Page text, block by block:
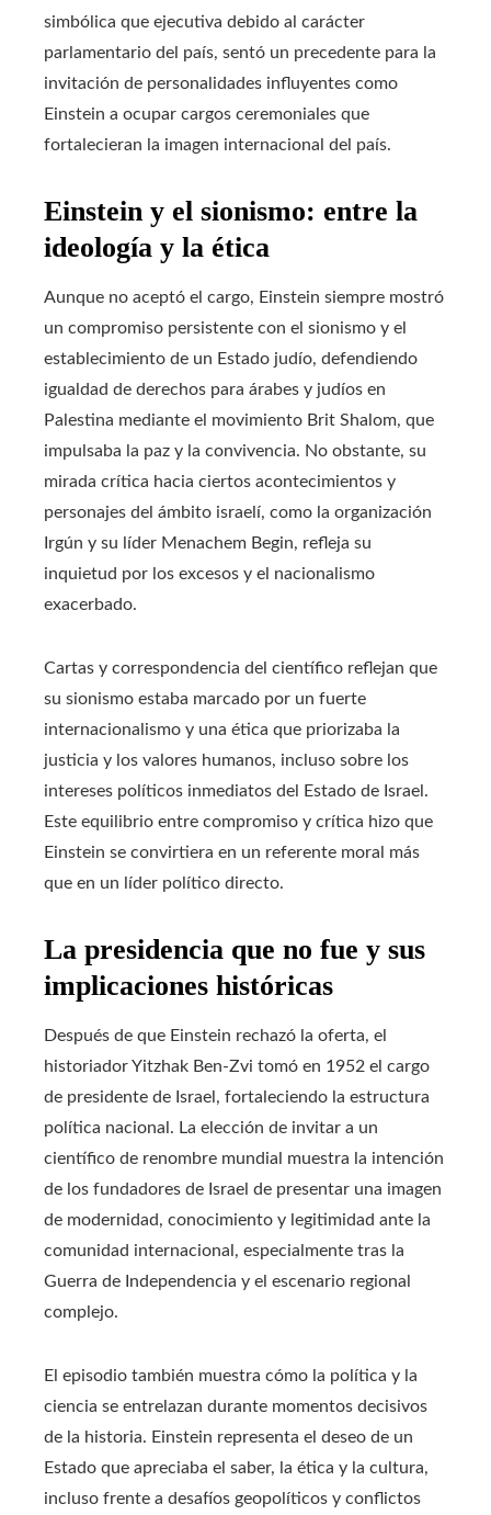
simbólica que ejecutiva debido al carácter
parlamentario del país, sentó un precedente para la
invitación de personalidades influyentes como
Einstein a ocupar cargos ceremoniales que
fortalecieran la imagen internacional del país.
Einstein y el sionismo: entre la
ideología y la ética
Aunque no aceptó el cargo, Einstein siempre mostró
un compromiso persistente con el sionismo y el
establecimiento de un Estado judío, defendiendo
igualdad de derechos para árabes y judíos en
Palestina mediante el movimiento Brit Shalom, que
impulsaba la paz y la convivencia. No obstante, su
mirada crítica hacia ciertos acontecimientos y
personajes del ámbito israelí, como la organización
Irgún y su líder Menachem Begin, refleja su
inquietud por los excesos y el nacionalismo
exacerbado.
Cartas y correspondencia del científico reflejan que
su sionismo estaba marcado por un fuerte
internacionalismo y una ética que priorizaba la
justicia y los valores humanos, incluso sobre los
intereses políticos inmediatos del Estado de Israel.
Este equilibrio entre compromiso y crítica hizo que
Einstein se convirtiera en un referente moral más
que en un líder político directo.
La presidencia que no fue y sus
implicaciones históricas
Después de que Einstein rechazó la oferta, el
historiador Yitzhak Ben-Zvi tomó en 1952 el cargo
de presidente de Israel, fortaleciendo la estructura
política nacional. La elección de invitar a un
científico de renombre mundial muestra la intención
de los fundadores de Israel de presentar una imagen
de modernidad, conocimiento y legitimidad ante la
comunidad internacional, especialmente tras la
Guerra de Independencia y el escenario regional
complejo.
El episodio también muestra cómo la política y la
ciencia se entrelazan durante momentos decisivos
de la historia. Einstein representa el deseo de un
Estado que apreciaba el saber, la ética y la cultura,
incluso frente a desafíos geopolíticos y conflictos